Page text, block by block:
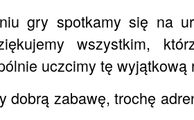
gry spotkamy się na
wszystkim,
uczcimy tę
dobrą zabawę, trochę